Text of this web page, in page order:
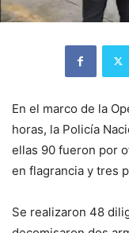
En el marco de la
horas, la Policía
ellas 90 fueron por
en flagrancia y tres
Se realizaron 48